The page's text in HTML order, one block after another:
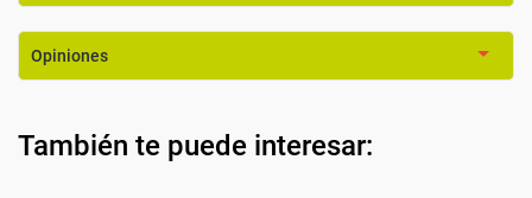
Opiniones
También te puede interesar: